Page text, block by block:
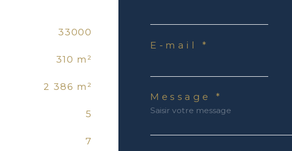
33000
310 m²
2 386 m²
5
7
E-mail *
Message *